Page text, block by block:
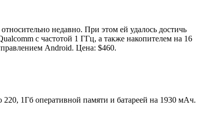
недавно. При этом ей удалось достичь
с частотой 1 ГГц, а также накопителем на 16
Android. Цена: $460.
1Гб оперативной памяти и батареей на 1930 мАч.